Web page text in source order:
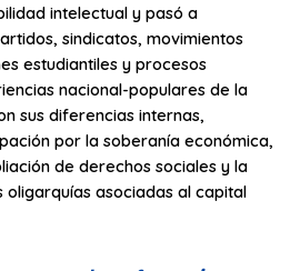
intelectual y pasó a
sindicatos, movimientos
estudiantiles y procesos
nacional-populares de la
sus diferencias internas,
por la soberanía económica,
de derechos sociales y la
asociadas al capital